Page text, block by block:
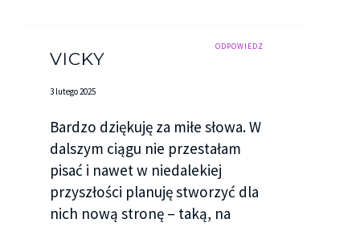
Rano obudziłam się bardzo niewyspana. Przez
jedynie o Marku, na przemian to gniewając się na
niego, to zamartwiając się, że nie wrócił na noc do
domu. Ziewnęłam, przeciągnęłam się i wstałam z
leżącego pod ścianą materaca. Nasze mieszkanie
było naprawdę małe. Jeden pokój zajmujący
dosłownie kilka metrów kwadratowych, przy
ODPOWIEDZ
VICKY
3 lutego 2025
Bardzo dziękuję za miłe słowa. W
dalszym ciągu nie przestałam
pisać i nawet w niedalekiej
przyszłości planuję stworzyć dla
nich nową stronę – taką, na